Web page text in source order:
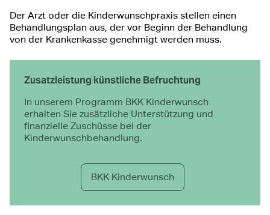
Der Arzt oder die Kinderwunschpraxis stellen einen
Behandlungsplan aus, der vor Beginn der Behandlung
von der Krankenkasse genehmigt werden muss.
Zusatzleistung künstliche Befruchtung
In unserem Programm BKK Kinderwunsch
erhalten Sie zusätzliche Unterstützung und
finanzielle Zuschüsse bei der
Kinderwunschbehandlung.
BKK Kinderwunsch